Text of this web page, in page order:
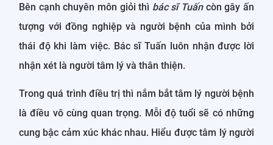
Bên cạnh chuyên môn giỏi thì bác sĩ Tuấncòn gây ấn
tượng với đồng nghiệp và người bệnh của mình bởi
thái độ khi làm việc. Bác sĩ Tuấn luôn nhận được lời
nhận xét là người tâm lý và thân thiện.
Trong quá trình điều trị thì nắm bắt tâm lý người bệnh
là điều vô cùng quan trọng. Mỗi độ tuổi sẽ có những
cung bậc cảm xúc khác nhau. Hiểu được tâm lý người